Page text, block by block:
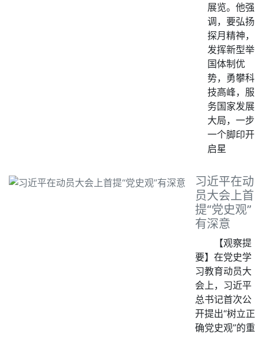
展览。他强
调，要弘扬
探月精神，
发挥新型举
国体制优
势，勇攀科
技高峰，服
务国家发展
大局，一步
一个脚印开
启星
习近平在动
员大会上首
提“党史观”
有深意
【观察提
要】在党史学
习教育动员大
会上，习近平
总书记首次公
开提出“树立正
确党史观”的重